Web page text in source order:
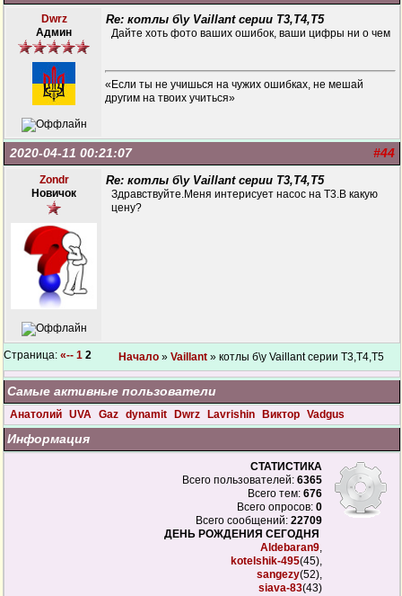
Dwrz
Админ
Re: котлы б\у Vaillant серии Т3,Т4,Т5
Дайте хоть фото ваших ошибок, ваши цифры ни о чем
«Если ты не учишься на чужих ошибках, не мешай
другим на твоих учиться»
#44
2020-04-11 00:21:07
Zondr
Новичок
Re: котлы б\у Vaillant серии Т3,Т4,Т5
Здравствуйте.Меня интерисует насос на Т3.В какую
цену?
Страница: «-- 1 2 Начало » Vaillant » котлы б\у Vaillant серии Т3,Т4,Т5
Самые активные пользователи
Анатолий UVA Gaz dynamit Dwrz Lavrishin Виктор Vadgus
Информация
СТАТИСТИКА
Всего пользователей: 6365
Всего тем: 676
Всего опросов: 0
Всего сообщений: 22709
ДЕНЬ РОЖДЕНИЯ СЕГОДНЯ
Aldebaran9,
kotelshik-495(45),
sangezy(52),
siava-83(43)